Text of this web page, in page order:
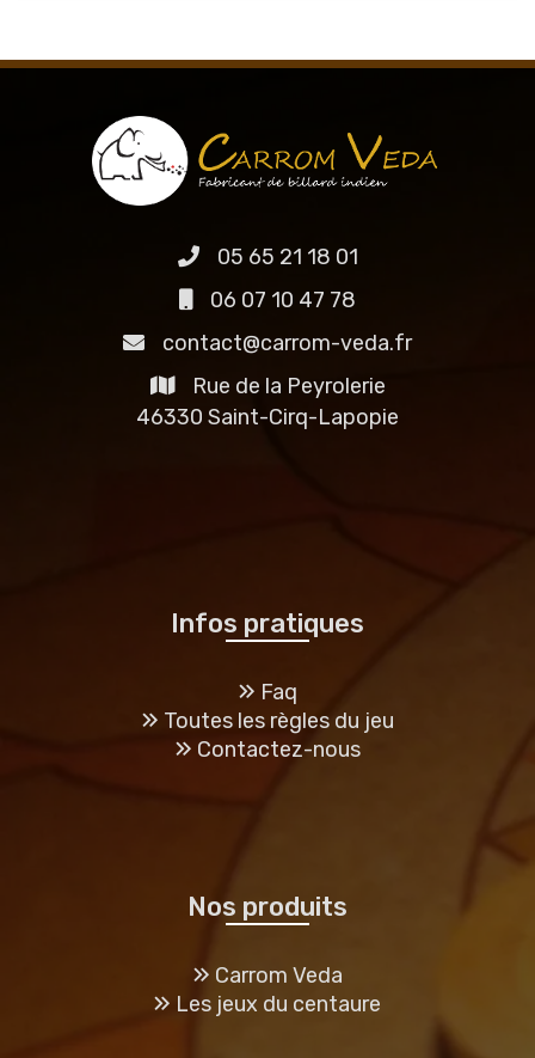
05 65 21 18 01
06 07 10 47 78
contact@carrom-veda.fr
Rue de la Peyrolerie
46330 Saint-Cirq-Lapopie
Infos pratiques
Faq
Toutes les règles du jeu
Contactez-nous
Nos produits
Carrom Veda
Les jeux du centaure